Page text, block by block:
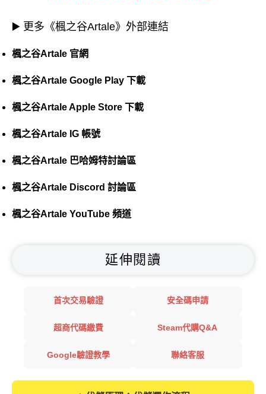
▶️ 更多《楓之谷Artale》外部連結
楓之谷Artale 官網
楓之谷Artale Google Play 下載
楓之谷Artale Apple Store 下載
楓之谷Artale IG 帳號
楓之谷Artale 巴哈姆特討論區
楓之谷Artale Discord 討論區
楓之谷Artale YouTube 頻道
延伸閱讀
首次交易驗證 安全碼申請
超商代碼繳費 Steam代購Q&A
Google驗證教學 聯絡客服